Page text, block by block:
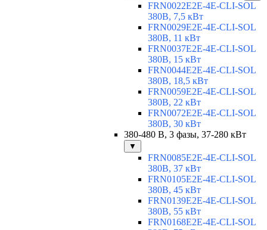
FRN0022E2E-4E-CLI-SOL
380В, 7,5 кВт
FRN0029E2E-4E-CLI-SOL
380В, 11 кВт
FRN0037E2E-4E-CLI-SOL
380В, 15 кВт
FRN0044E2E-4E-CLI-SOL
380В, 18,5 кВт
FRN0059E2E-4E-CLI-SOL
380В, 22 кВт
FRN0072E2E-4E-CLI-SOL
380В, 30 кВт
380-480 В, 3 фазы, 37-280 кВт
▼
FRN0085E2E-4E-CLI-SOL
380В, 37 кВт
FRN0105E2E-4E-CLI-SOL
380В, 45 кВт
FRN0139E2E-4E-CLI-SOL
380В, 55 кВт
FRN0168E2E-4E-CLI-SOL